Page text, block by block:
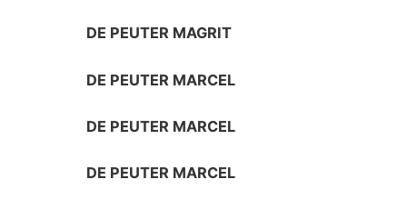
DE PEUTER MAGRIT
DE PEUTER MARCEL
DE PEUTER MARCEL
DE PEUTER MARCEL